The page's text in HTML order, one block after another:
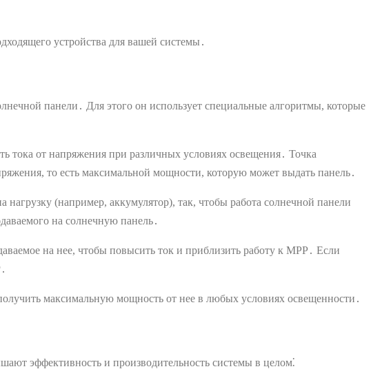
устройства для вашей системы․
панели․ Для этого он использует специальные алгоритмы, которые
тока от напряжения при различных условиях освещения․ Точка
то есть максимальной мощности, которую может выдать панель․
(например, аккумулятор), так, чтобы работа солнечной панели
на солнечную панель․
на нее, чтобы повысить ток и приблизить работу к MPP․ Если
максимальную мощность от нее в любых условиях освещенности․
эффективность и производительность системы в целом⁚